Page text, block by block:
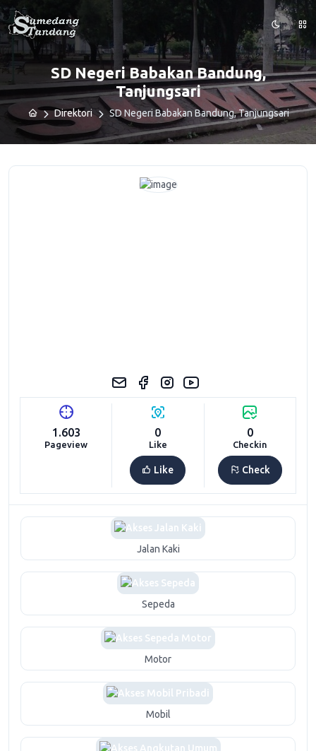
SD Negeri Babakan Bandung,
Tanjungsari
Direktori SD Negeri Babakan Bandung, Tanjungsari
1.603
Pageview
0
Like
Like
0
Checkin
Check
Jalan Kaki
Sepeda
Motor
Mobil